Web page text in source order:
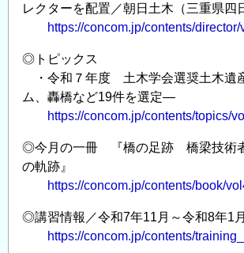
レクターを配置／朝日土木（三重県四
https://concom.jp/contents/director/
◎トピックス
・令和７年度 土木学会選奨土木
ム、轟橋など19件を選定―
https://concom.jp/contents/topics/
◎今月の一冊 『橋の足跡 橋梁技術
の軌跡』
https://concom.jp/contents/book/
◎講習情報／令和7年11月～令和8年1
https://concom.jp/contents/